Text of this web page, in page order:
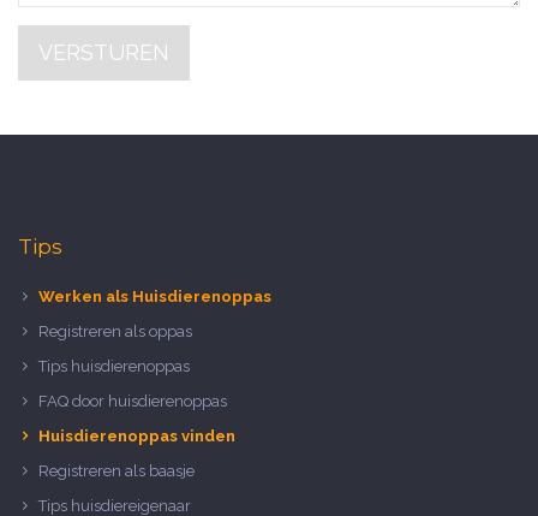
VERSTUREN
Tips
Werken als Huisdierenoppas
Registreren als oppas
Tips huisdierenoppas
FAQ door huisdierenoppas
Huisdierenoppas vinden
Registreren als baasje
Tips huisdiereigenaar